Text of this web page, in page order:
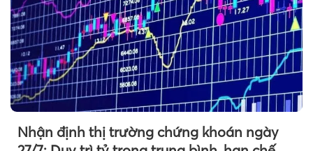
Nhận định thị trường chứng khoán ngày